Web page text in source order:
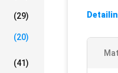
(29)
(20)
(41)